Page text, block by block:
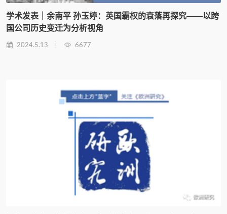
学术发表｜余南平 孙玉婷：英国霸权的衰落再探究——以跨
国公司历史变迁为分析视角
2024.5.13 6677